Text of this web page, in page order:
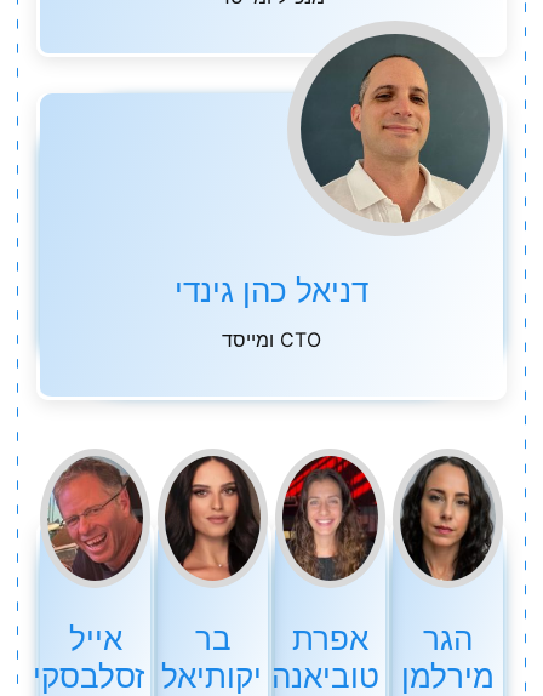
דניאל כהן גינדי
CTO ומייסד
הגר
מירלמן
אפרת
טוביאנה
בר
יקותיאל
אייל
זסלבסקי